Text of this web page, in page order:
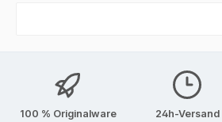
100 % Originalware 24h-Versand